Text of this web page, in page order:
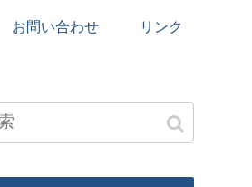
お問い合わせ リンク